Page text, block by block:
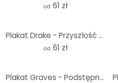
od 61 zł
Plakat Drake - Przyszłość należy do kobiet
od 61 zł
Plakat Graves - Podstępny kot